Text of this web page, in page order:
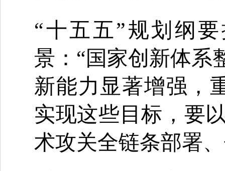
“十五五”规划纲
景：“国家创新体系
新能力显著增强，
实现这些目标，要
术攻关全链条部署